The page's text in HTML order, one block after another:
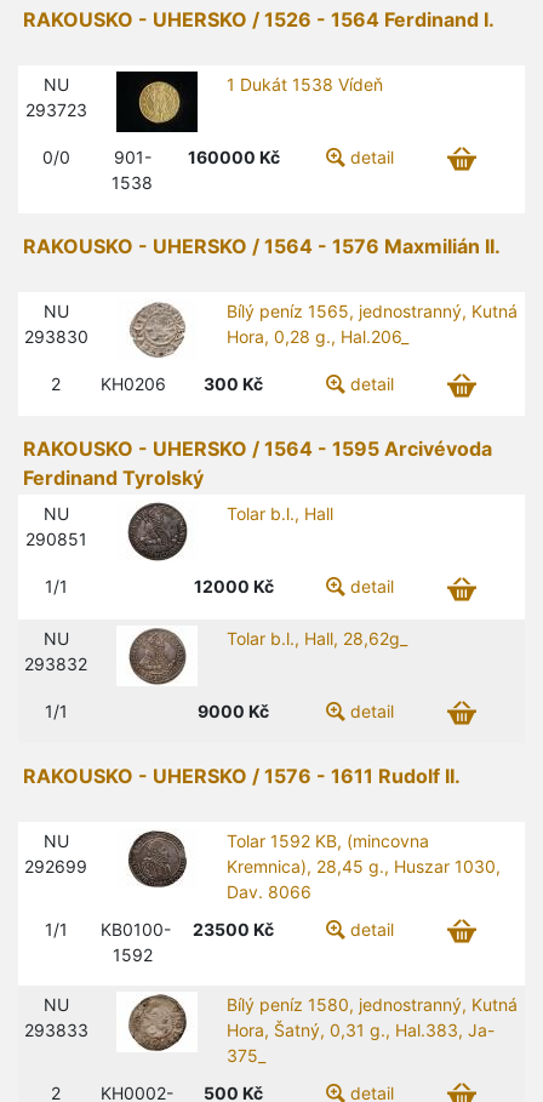
RAKOUSKO - UHERSKO / 1526 - 1564 Ferdinand I.
NU
293723
1 Dukát 1538 Vídeň
0/0
901-
1538
160000 Kč detail
RAKOUSKO - UHERSKO / 1564 - 1576 Maxmilián II.
NU
293830
Bílý peníz 1565, jednostranný, Kutná
Hora, 0,28 g., Hal.206_
2 KH0206 300 Kč detail
RAKOUSKO - UHERSKO / 1564 - 1595 Arcivévoda
Ferdinand Tyrolský
NU
290851
Tolar b.l., Hall
1/1 12000 Kč detail
NU
293832
Tolar b.l., Hall, 28,62g_
1/1 9000 Kč detail
RAKOUSKO - UHERSKO / 1576 - 1611 Rudolf II.
NU
292699
Tolar 1592 KB, (mincovna
Kremnica), 28,45 g., Huszar 1030,
Dav. 8066
1/1
KB0100-
1592
23500 Kč detail
NU
293833
Bílý peníz 1580, jednostranný, Kutná
Hora, Šatný, 0,31 g., Hal.383, Ja-
375_
2
KH0002- 500 Kč detail